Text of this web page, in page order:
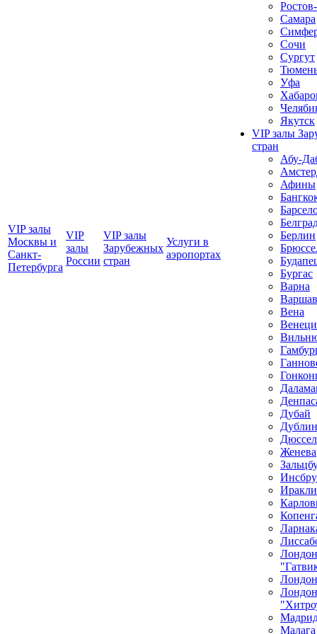
VIP залы
Москвы и
Санкт-
Петербурга
VIP
залы
Росcии
VIP залы
Зарубежных
стран
Услуги в
аэропортах
Самара
Сочи
Сургут
Уфа
Якутск
VIP залы
стран
Абу-
Афины
Берлин
Бургас
Варна
Вена
Дубай
Дублин
Женева
Лондон
Лондон
Малага